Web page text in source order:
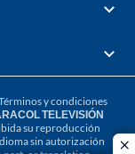
y condiciones
TELEVISIÓN
su reproducción
sin autorización